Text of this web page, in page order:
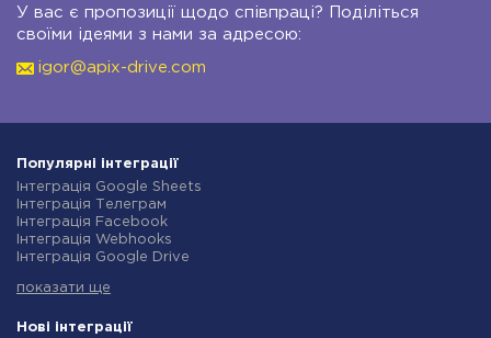
У вас є пропозиції щодо співпраці? Поділіться
своїми ідеями з нами за адресою:
igor@apix-drive.com
Популярні інтеграції
Інтеграція Google Sheets
Інтеграція Телеграм
Інтеграція Facebook
Інтеграція Webhooks
Інтеграція Google Drive
Інтеграція Gmail
Інтеграція Rozetka
показати ще
Нові інтеграції